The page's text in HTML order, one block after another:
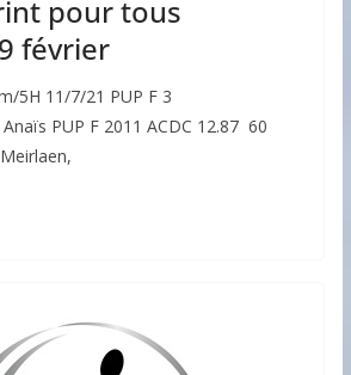
pour tous
février
5H 11/7/21 PUP F 3
PUP F 2011 ACDC 12.87 60